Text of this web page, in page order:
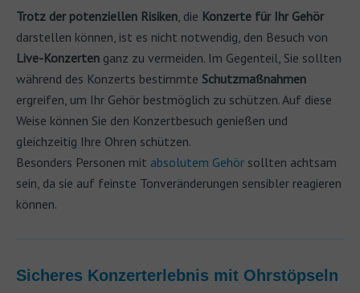
Trotz der potenziellen Risiken, die Konzerte für Ihr Gehör
darstellen können, ist es nicht notwendig, den Besuch von
Live-Konzerten ganz zu vermeiden. Im Gegenteil, Sie sollten
während des Konzerts bestimmte Schutzmaßnahmen
ergreifen, um Ihr Gehör bestmöglich zu schützen. Auf diese
Weise können Sie den Konzertbesuch genießen und
gleichzeitig Ihre Ohren schützen.
Besonders Personen mit absolutem Gehör sollten achtsam
sein, da sie auf feinste Tonveränderungen sensibler reagieren
können.
Sicheres Konzerterlebnis mit Ohrstöpseln